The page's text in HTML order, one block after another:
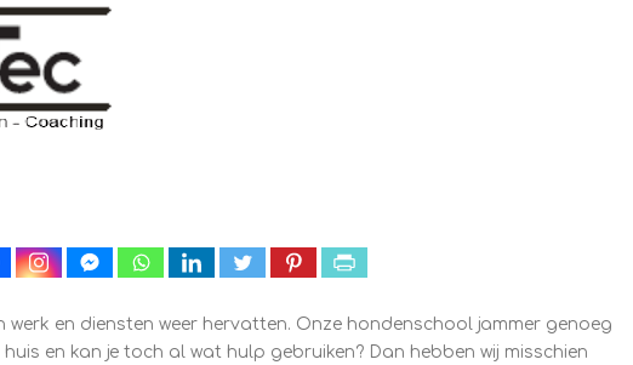
werk en diensten weer hervatten. Onze hondenschool jammer genoeg
en kan je toch al wat hulp gebruiken? Dan hebben wij misschien